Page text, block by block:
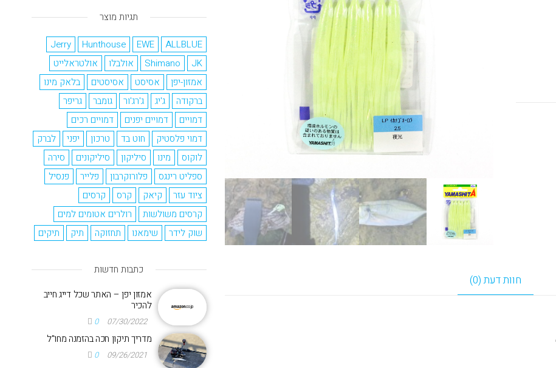
חוות דעת (0)
תגיות מוצר
ALLBLUE
EWE
Hunthouse
Jerry
JK
Shimano אולבלו
אולטראלייט
אמזון-יפן
אסיסט אסיסטים
בלאק מינו
ברקודה
ג'יג ג'רג'ור גומבר
גריפר
דמויים
דמויים יפנים
דמויים רכים
דמוי פלסטיק
חוט בד טרכון יפני
לברק
לוקוס
מינו סיליקון סיליקונים
סירה
ספליט רינגס
פלורוקרבון פלייר
פנסיל
ציוד עזר
קיאק קרס
קרסים
קרסים משולשות
רולרים אטומים למים
שוק לידר
שימאנו תחזוקה תיק תיקים
כתבות חדשות
אמזון יפן – האתר שכל דייג חייב
להכיר
07/30/2022
0
מדריך תיקון חכה בהזמנה מחו"ל
09/26/2021
0